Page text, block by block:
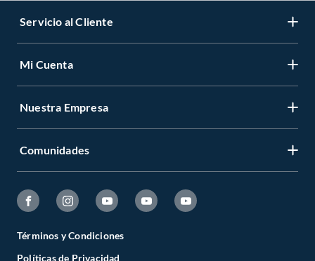
Servicio al Cliente
Mi Cuenta
Nuestra Empresa
Comunidades
Términos y Condiciones
Políticas de Privacidad